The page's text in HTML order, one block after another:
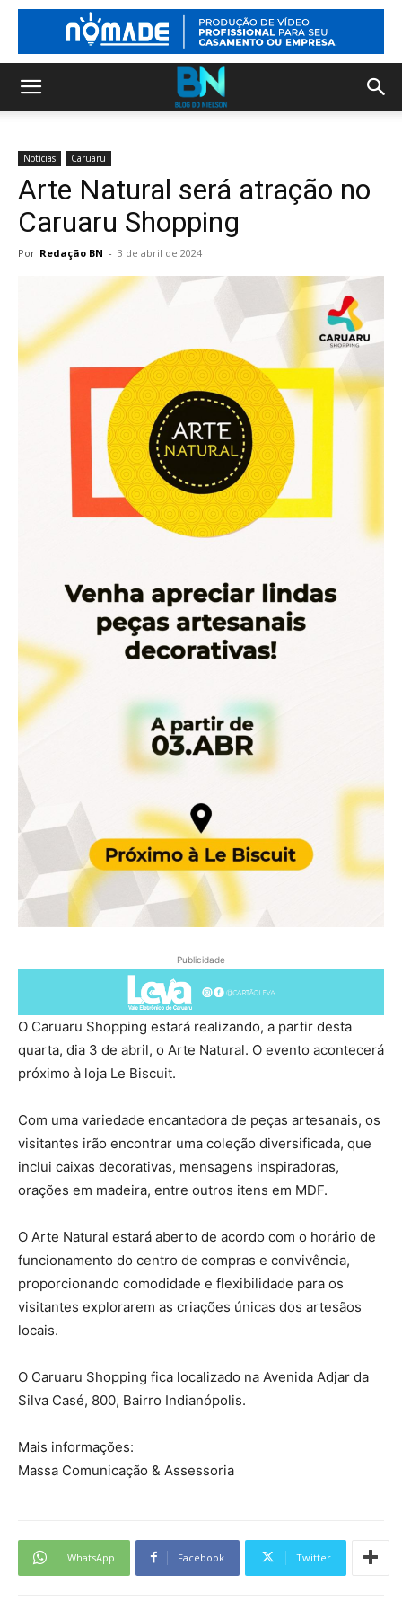
Notícias Caruaru
Arte Natural será atração no
Caruaru Shopping
Por Redação BN - 3 de abril de 2024
Publicidade
O Caruaru Shopping estará realizando, a partir desta
quarta, dia 3 de abril, o Arte Natural. O evento acontecerá
próximo à loja Le Biscuit.
Com uma variedade encantadora de peças artesanais, os
visitantes irão encontrar uma coleção diversificada, que
inclui caixas decorativas, mensagens inspiradoras,
orações em madeira, entre outros itens em MDF.
O Arte Natural estará aberto de acordo com o horário de
funcionamento do centro de compras e convivência,
proporcionando comodidade e flexibilidade para os
visitantes explorarem as criações únicas dos artesãos
locais.
O Caruaru Shopping fica localizado na Avenida Adjar da
Silva Casé, 800, Bairro Indianópolis.
Mais informações:
Massa Comunicação & Assessoria
WhatsApp Facebook Twitter